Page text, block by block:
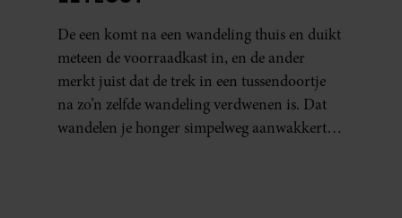
De een komt na een wandeling thuis en duikt
meteen de voorraadkast in, en de ander
merkt juist dat de trek in een tussendoortje
na zo’n zelfde wandeling verdwenen is. Dat
wandelen je honger simpelweg aanwakkert,